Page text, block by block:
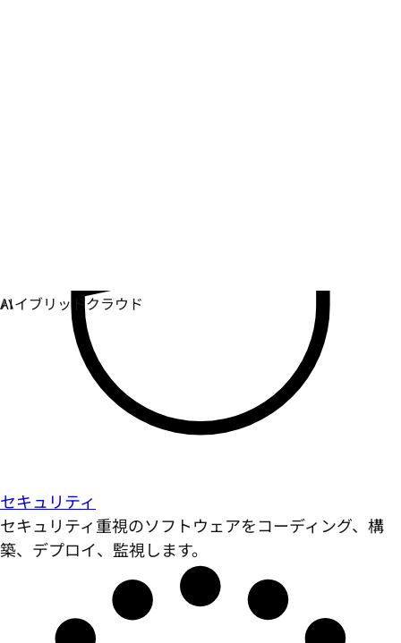
セキュリティ
セキュリティ重視のソフトウェアをコーディング、構
築、デプロイ、監視します。